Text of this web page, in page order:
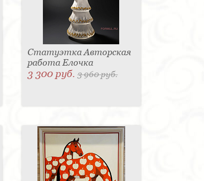
Статуэтка Авторская
работа Елочка
3 300 руб.3 960 руб.